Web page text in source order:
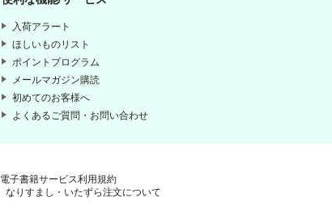
入荷アラート
ほしいものリスト
ポイントプログラム
メールマガジン購読
初めてのお客様へ
よくあるご質問・お問い合わせ
電子書籍サービス利用規約
なりすまし・いたずら注文について